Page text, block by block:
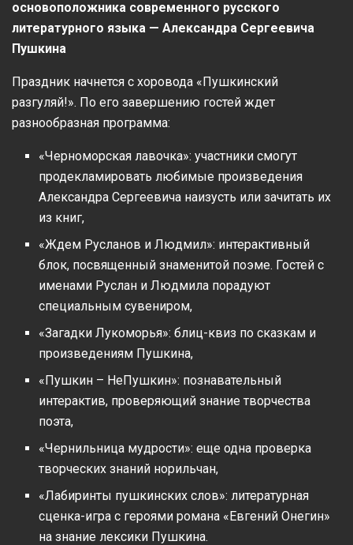
основоположника современного русского
литературного языка — Александра Сергеевича
Пушкина
Праздник начнется с хоровода «Пушкинский
разгуляй!». По его завершению гостей ждет
разнообразная программа:
«Черноморская лавочка»: участники смогут
продекламировать любимые произведения
Александра Сергеевича наизусть или зачитать их
из книг,
«Ждем Русланов и Людмил»: интерактивный
блок, посвященный знаменитой поэме. Гостей с
именами Руслан и Людмила порадуют
специальным сувениром,
«Загадки Лукоморья»: блиц-квиз по сказкам и
произведениям Пушкина,
«Пушкин – НеПушкин»: познавательный
интерактив, проверяющий знание творчества
поэта,
«Чернильница мудрости»: еще одна проверка
творческих знаний норильчан,
«Лабиринты пушкинских слов»: литературная
сценка-игра с героями романа «Евгений Онегин»
на знание лексики Пушкина.